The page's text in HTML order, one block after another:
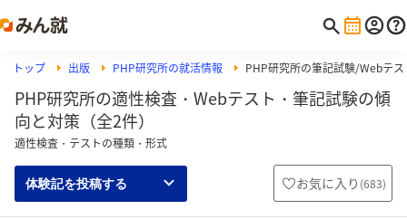
トップ 出版 PHP研究所の就活情報 PHP研究所の筆記試験/Webテ
PHP研究所の適性検査・Webテスト・筆記試験の傾
向と対策（全2件）
適性検査・テストの種類・形式
体験記を投稿する お気に入り (683)